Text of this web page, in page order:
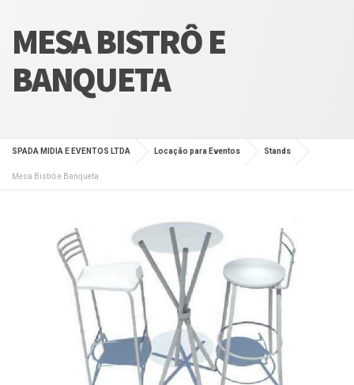
MESA BISTRÔ E
BANQUETA
SPADA MIDIA E EVENTOS LTDA Locação para Eventos Stands
Mesa Bistrô e Banqueta